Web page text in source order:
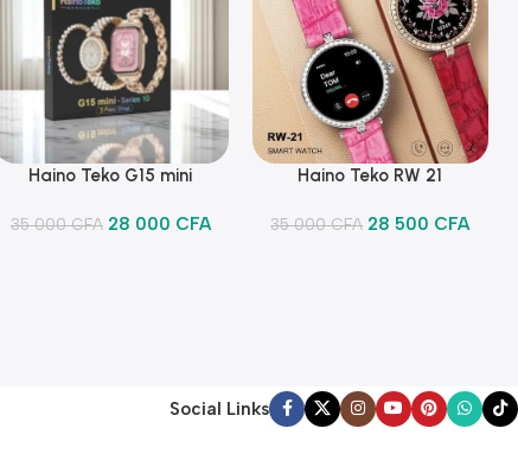
Ajouter Au Panier
Haino Teko G15 mini
35 000CFA 28 000 CFA
Ajouter Au Panier
Haino Teko RW 21
35 000CFA 28 500 CFA
Social Links